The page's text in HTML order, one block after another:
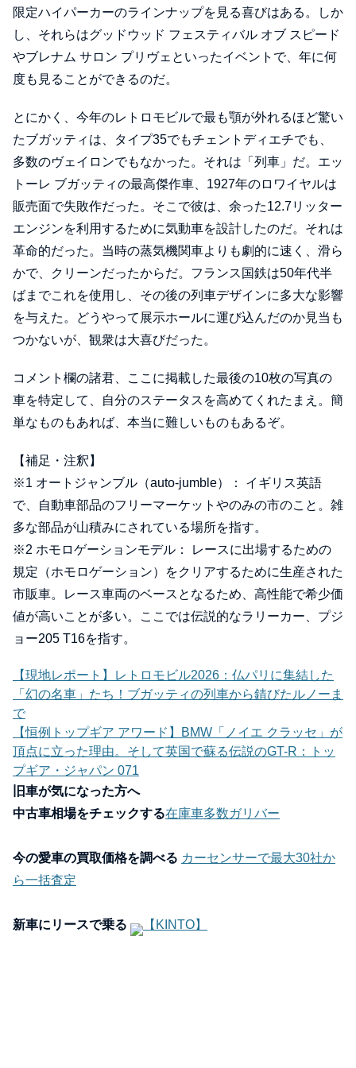
限定ハイパーカーのラインナップを見る喜びはある。しか
し、それらはグッドウッド フェスティバル オブ スピード
やブレナム サロン プリヴェといったイベントで、年に何
度も見ることができるのだ。
とにかく、今年のレトロモビルで最も顎が外れるほど驚い
たブガッティは、タイプ35でもチェントディエチでも、
多数のヴェイロンでもなかった。それは「列車」だ。エッ
トーレ ブガッティの最高傑作車、1927年のロワイヤルは
販売面で失敗作だった。そこで彼は、余った12.7リッター
エンジンを利用するために気動車を設計したのだ。それは
革命的だった。当時の蒸気機関車よりも劇的に速く、滑ら
かで、クリーンだったからだ。フランス国鉄は50年代半
ばまでこれを使用し、その後の列車デザインに多大な影響
を与えた。どうやって展示ホールに運び込んだのか見当も
つかないが、観衆は大喜びだった。
コメント欄の諸君、ここに掲載した最後の10枚の写真の
車を特定して、自分のステータスを高めてくれたまえ。簡
単なものもあれば、本当に難しいものもあるぞ。
【補足・注釈】
※1 オートジャンブル（auto-jumble）： イギリス英語
で、自動車部品のフリーマーケットやのみの市のこと。雑
多な部品が山積みにされている場所を指す。
※2 ホモロゲーションモデル： レースに出場するための
規定（ホモロゲーション）をクリアするために生産された
市販車。レース車両のベースとなるため、高性能で希少価
値が高いことが多い。ここでは伝説的なラリーカー、プジ
ョー205 T16を指す。
【現地レポート】レトロモビル2026：仏パリに集結した
「幻の名車」たち！ブガッティの列車から錆びたルノーま
で
【恒例トップギア アワード】BMW「ノイエ クラッセ」が
頂点に立った理由。そして英国で蘇る伝説のGT-R：トッ
プギア・ジャパン 071
旧車が気になった方へ
中古車相場をチェックする在庫車多数ガリバー
今の愛車の買取価格を調べる カーセンサーで最大30社か
ら一括査定
新車にリースで乗る 【KINTO】